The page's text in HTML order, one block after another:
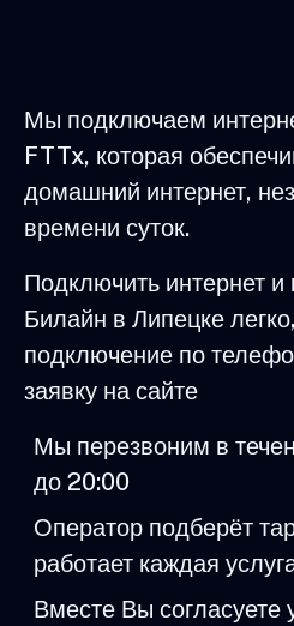
Мы подключаем
FTTx, которая
домашний интернет,
времени суток.
Подключить интернет и
Билайн в Липецке
подключение по
заявку на сайте
Мы перезвоним в
до 20:00
Оператор подберёт
работает каждая
Вместе Вы согласуете